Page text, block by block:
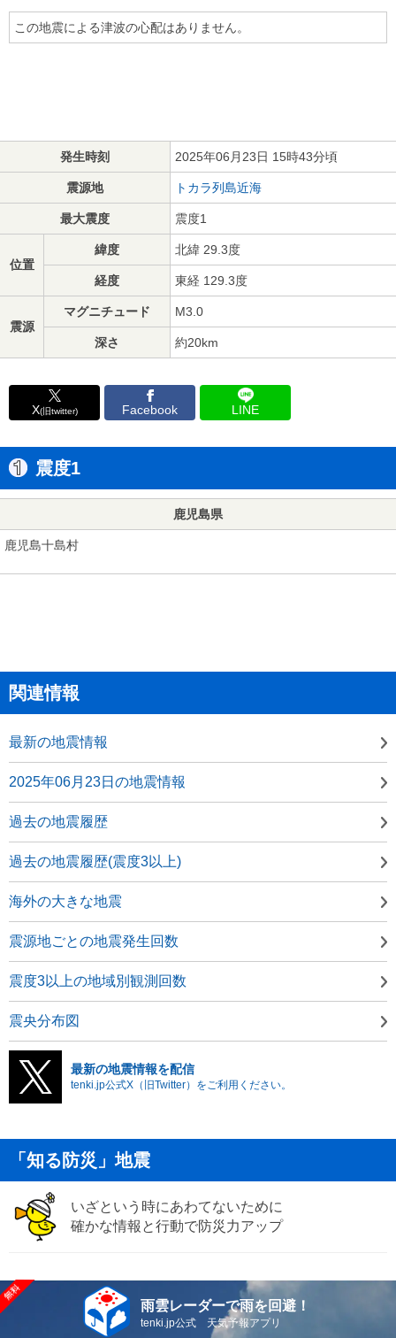
この地震による津波の心配はありません。
発生時刻 2025年06月23日 15時43分頃
震源地 トカラ列島近海
最大震度 震度1
位置
緯度 北緯 29.3度
経度 東経 129.3度
震源
マグニチュード M3.0
深さ 約20km
X(旧twitter) Facebook LINE
震度1
鹿児島県
鹿児島十島村
関連情報
最新の地震情報
2025年06月23日の地震情報
過去の地震履歴
過去の地震履歴(震度3以上)
海外の大きな地震
震源地ごとの地震発生回数
震度3以上の地域別観測回数
震央分布図
最新の地震情報を配信
tenki.jp公式X（旧Twitter）をご利用ください。
「知る防災」地震
いざという時にあわてないために
確かな情報と行動で防災力アップ
雨雲レーダーで雨を回避！
tenki.jp公式 天気予報アプリ